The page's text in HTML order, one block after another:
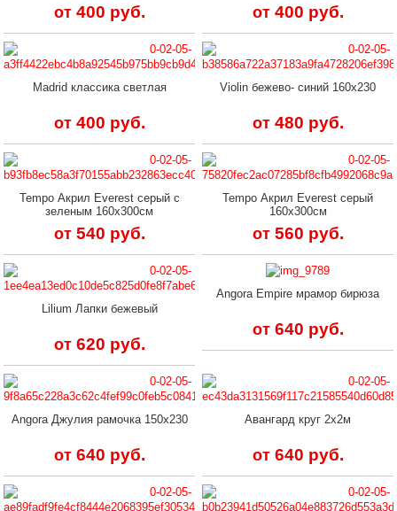
от 400 руб. от 400 руб.
Madrid классика светлая
от 400 руб.
Violin бежево- синий 160х230
от 480 руб.
Tempo Акрил Everest серый с
зеленым 160х300см
от 540 руб.
Tempo Акрил Everest серый
160х300см
от 560 руб.
Lilium Лапки бежевый
от 620 руб.
Angora Empire мрамор бирюза
от 640 руб.
Angora Джулия рамочка 150х230
от 640 руб.
Авангард круг 2х2м
от 640 руб.